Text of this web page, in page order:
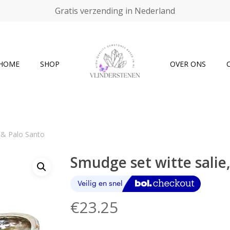
Gratis verzending in Nederland
SHOP OVER ONS
Palo Santo
Smudge set witte
€23.25